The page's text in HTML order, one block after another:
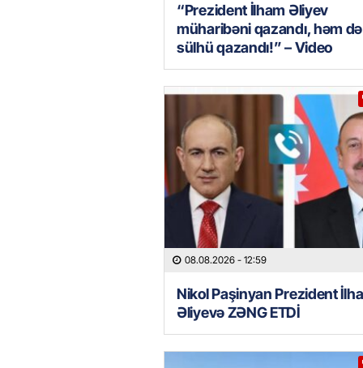
“Prezident İlham Əliyev
müharibəni qazandı, həm də
sülhü qazandı!” – Video
08.08.2026 - 12:59
Nikol Paşinyan Prezident
Əliyevə ZƏNG ETDİ